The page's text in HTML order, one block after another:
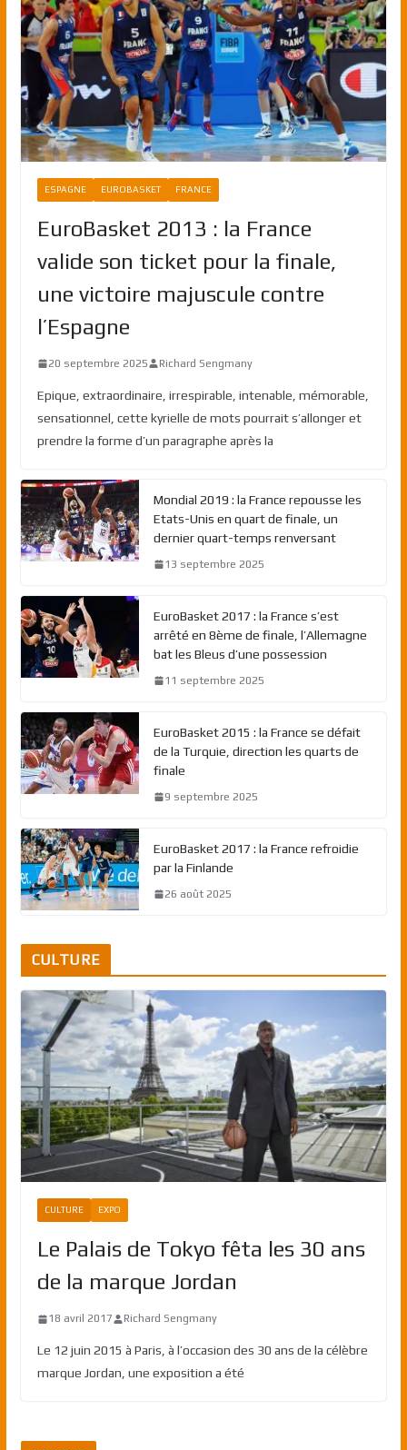
ESPAGNE EUROBASKET FRANCE
EuroBasket 2013 : la France
valide son ticket pour la finale,
une victoire majuscule contre
l’Espagne
20 septembre 2025 Richard Sengmany
Epique, extraordinaire, irrespirable, intenable, mémorable,
sensationnel, cette kyrielle de mots pourrait s’allonger et
prendre la forme d’un paragraphe après la
Mondial 2019 : la France repousse les
Etats-Unis en quart de finale, un
dernier quart-temps renversant
13 septembre 2025
EuroBasket 2017 : la France s’est
arrêté en 8ème de finale, l’Allemagne
bat les Bleus d’une possession
11 septembre 2025
EuroBasket 2015 : la France se défait
de la Turquie, direction les quarts de
finale
9 septembre 2025
EuroBasket 2017 : la France refroidie
par la Finlande
26 août 2025
CULTURE
CULTURE EXPO
Le Palais de Tokyo fêta les 30 ans
de la marque Jordan
18 avril 2017 Richard Sengmany
Le 12 juin 2015 à Paris, à l’occasion des 30 ans de la célèbre
marque Jordan, une exposition a été